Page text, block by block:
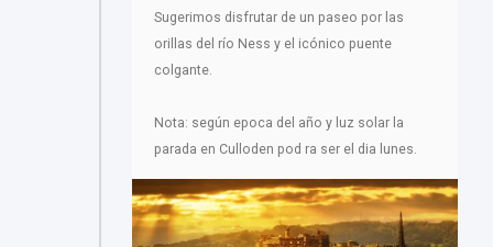
Sugerimos disfrutar de un paseo por las
orillas del río Ness y el icónico puente
colgante.
Nota: según epoca del año y luz solar la
parada en Culloden pod ra ser el dia lunes.